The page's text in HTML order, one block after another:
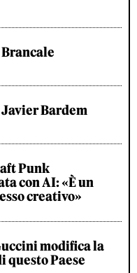
Bardem
Punk
con AI: «È un
creativo»
modifica la
Paese